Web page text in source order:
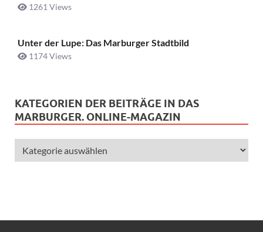
1261 Views
Unter der Lupe: Das Marburger Stadtbild
1174 Views
KATEGORIEN DER BEITRÄGE IN DAS
MARBURGER. ONLINE-MAGAZIN